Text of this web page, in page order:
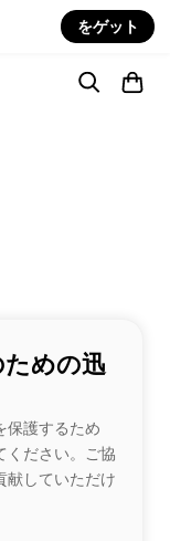
をゲット
めの迅
保護するため
ください。ご協
献していただけ